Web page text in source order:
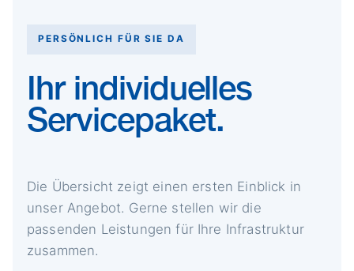
PERSÖNLICH FÜR SIE DA
Ihr individuelles
Servicepaket.
Die Übersicht zeigt einen ersten Einblick in
unser Angebot. Gerne stellen wir die
passenden Leistungen für Ihre Infrastruktur
zusammen.